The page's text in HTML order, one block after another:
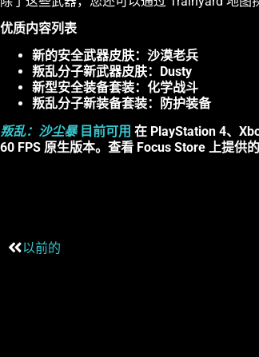
优质内容列表
新的安全武器皮肤：沙漠老兵
叛乱分子新武器皮肤：Dusty
新型安全装备套装：化学战斗
叛乱分子新装备套装：防护装备
叛乱：沙尘暴目前可用 在 PlayStation 4、
60 FPS 原生版本。查看 Focus Store 上提供
以前的